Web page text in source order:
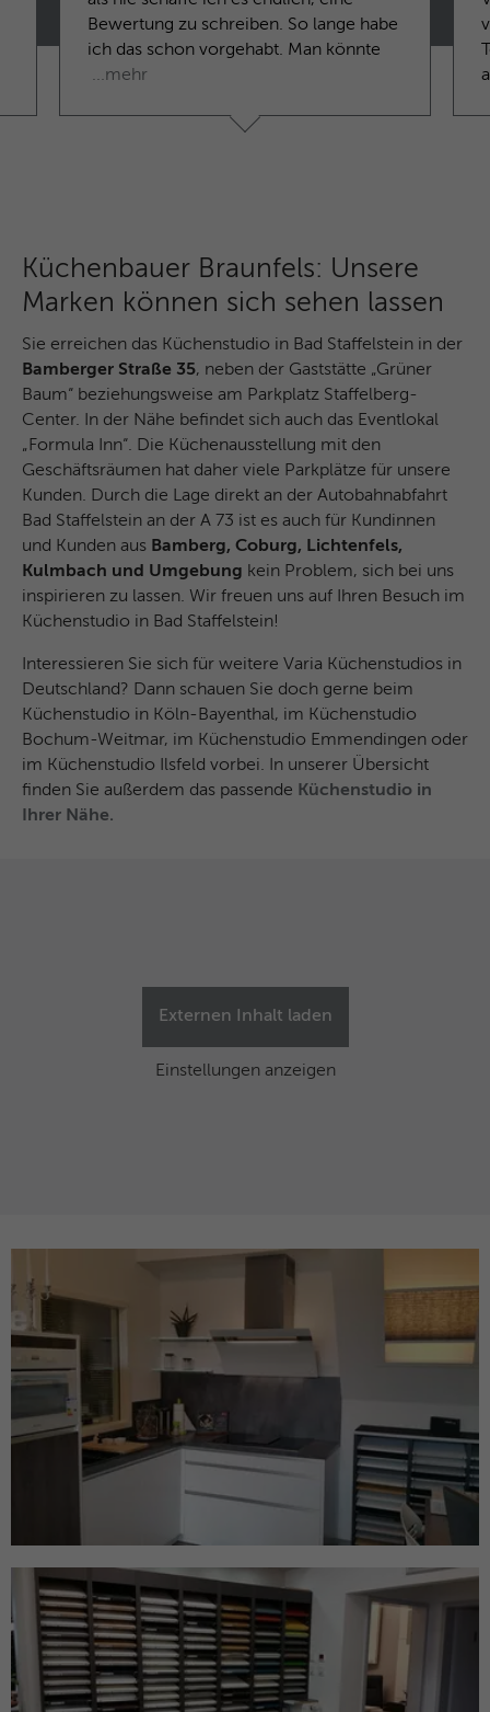
Bewertung zu schreiben. So lange habe
ich das schon vorgehabt. Man könnte
...mehr
Küchenbauer Braunfels: Unsere
Marken können sich sehen lassen
Sie erreichen das Küchenstudio in Bad Staffelstein in der
Bamberger Straße 35, neben der Gaststätte „Grüner
Baum“ beziehungsweise am Parkplatz Staffelberg-
Center. In der Nähe befindet sich auch das Eventlokal
„Formula Inn“. Die Küchenausstellung mit den
Geschäftsräumen hat daher viele Parkplätze für unsere
Kunden. Durch die Lage direkt an der Autobahnabfahrt
Bad Staffelstein an der A 73 ist es auch für Kundinnen
und Kunden aus Bamberg, Coburg, Lichtenfels,
Kulmbach und Umgebung kein Problem, sich bei uns
inspirieren zu lassen. Wir freuen uns auf Ihren Besuch im
Küchenstudio in Bad Staffelstein!
Interessieren Sie sich für weitere Varia Küchenstudios in
Deutschland? Dann schauen Sie doch gerne beim
Küchenstudio in Köln-Bayenthal, im Küchenstudio
Bochum-Weitmar, im Küchenstudio Emmendingen oder
im Küchenstudio Ilsfeld vorbei. In unserer Übersicht
finden Sie außerdem das passende Küchenstudio in
Ihrer Nähe.
Externen Inhalt laden
Einstellungen anzeigen
Microsoft-Domains hinweg verwendet.